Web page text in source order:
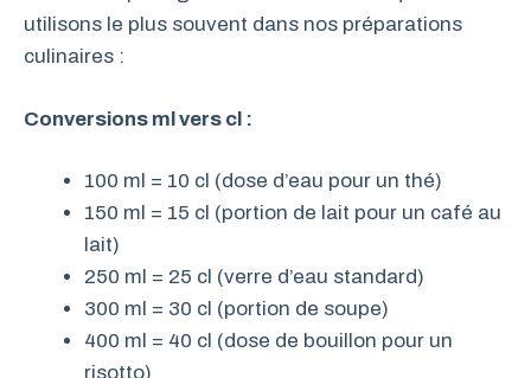
utilisons le plus souvent dans nos préparations
culinaires :
Conversions ml vers cl :
100 ml = 10 cl (dose d’eau pour un thé)
150 ml = 15 cl (portion de lait pour un café au
lait)
250 ml = 25 cl (verre d’eau standard)
300 ml = 30 cl (portion de soupe)
400 ml = 40 cl (dose de bouillon pour un
risotto)